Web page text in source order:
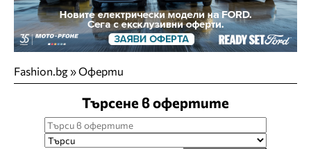
Fashion.bg»Оферти
Търсене в офертите